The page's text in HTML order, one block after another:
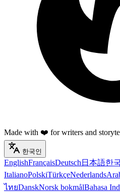
Made with ❤️ for writers and
한국인
EnglishFrançaisDeutsch 日本語한
ItalianoPolskiTürkçeNederlands
ไทยDanskNorsk bokmålBahasa